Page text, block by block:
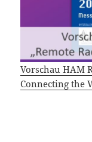
Vorschau HAM
Connecting the